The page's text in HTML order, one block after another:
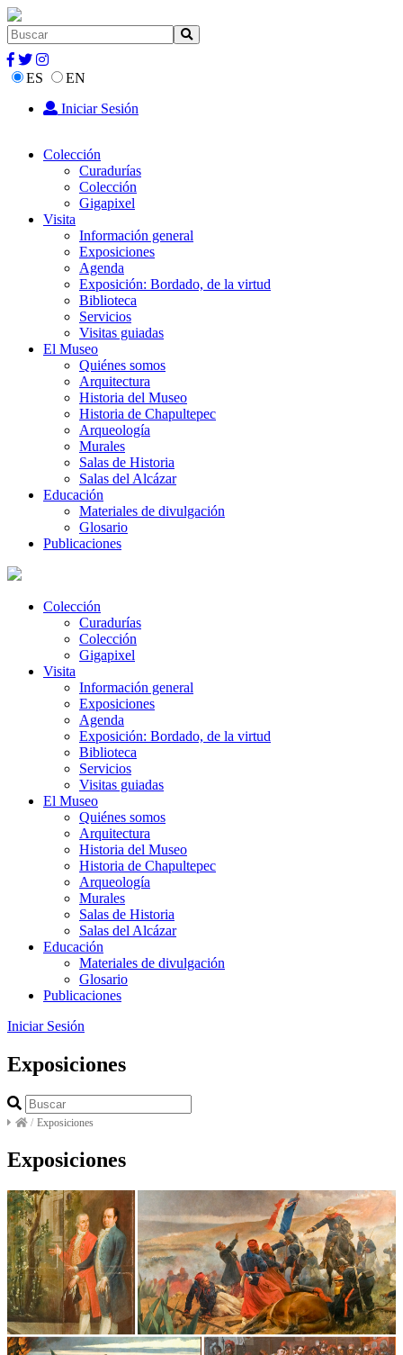
ES
EN
Iniciar Sesión
Colección
Curadurías
Colección
Gigapixel
Visita
Información general
Exposiciones
Agenda
Exposición: Bordado, de la virtud
Biblioteca
Servicios
Visitas guiadas
El Museo
Quiénes somos
Arquitectura
Historia del Museo
Historia de Chapultepec
Arqueología
Murales
Salas de Historia
Salas del Alcázar
Educación
Materiales de divulgación
Glosario
Publicaciones
Colección
Curadurías
Colección
Gigapixel
Visita
Información general
Exposiciones
Agenda
Exposición: Bordado, de la virtud
Biblioteca
Servicios
Visitas guiadas
El Museo
Quiénes somos
Arquitectura
Historia del Museo
Historia de Chapultepec
Arqueología
Murales
Salas de Historia
Salas del Alcázar
Educación
Materiales de divulgación
Glosario
Publicaciones
Iniciar Sesión
Exposiciones
/ Exposiciones
Exposiciones